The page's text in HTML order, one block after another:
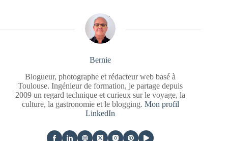
Bernie
Blogueur, photographe et rédacteur web basé à
Toulouse. Ingénieur de formation, je partage depuis
2009 un regard technique et curieux sur le voyage, la
culture, la gastronomie et le blogging. Mon profil
LinkedIn